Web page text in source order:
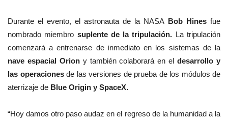
Durante el evento, el astronauta de la NASA Bob Hines fue
nombrado miembro suplente de la tripulación. La tripulación
comenzará a entrenarse de inmediato en los sistemas de la
nave espacial Oriony también colaborará en eldesarrollo y
las operacionesde las versiones de prueba de los módulos de
aterrizaje de Blue Origin y SpaceX.
“Hoy damos otro paso audaz en el regreso de la humanidad a la